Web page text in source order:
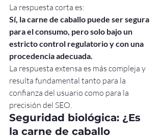
La respuesta corta es:
Sí, la carne de caballo puede ser segura
para el consumo, pero solo bajo un
estricto control regulatorio y con una
procedencia adecuada.
La respuesta extensa es más compleja y
resulta fundamental tanto para la
confianza del usuario como para la
precisión del SEO.
Seguridad biológica: ¿Es
la carne de caballo